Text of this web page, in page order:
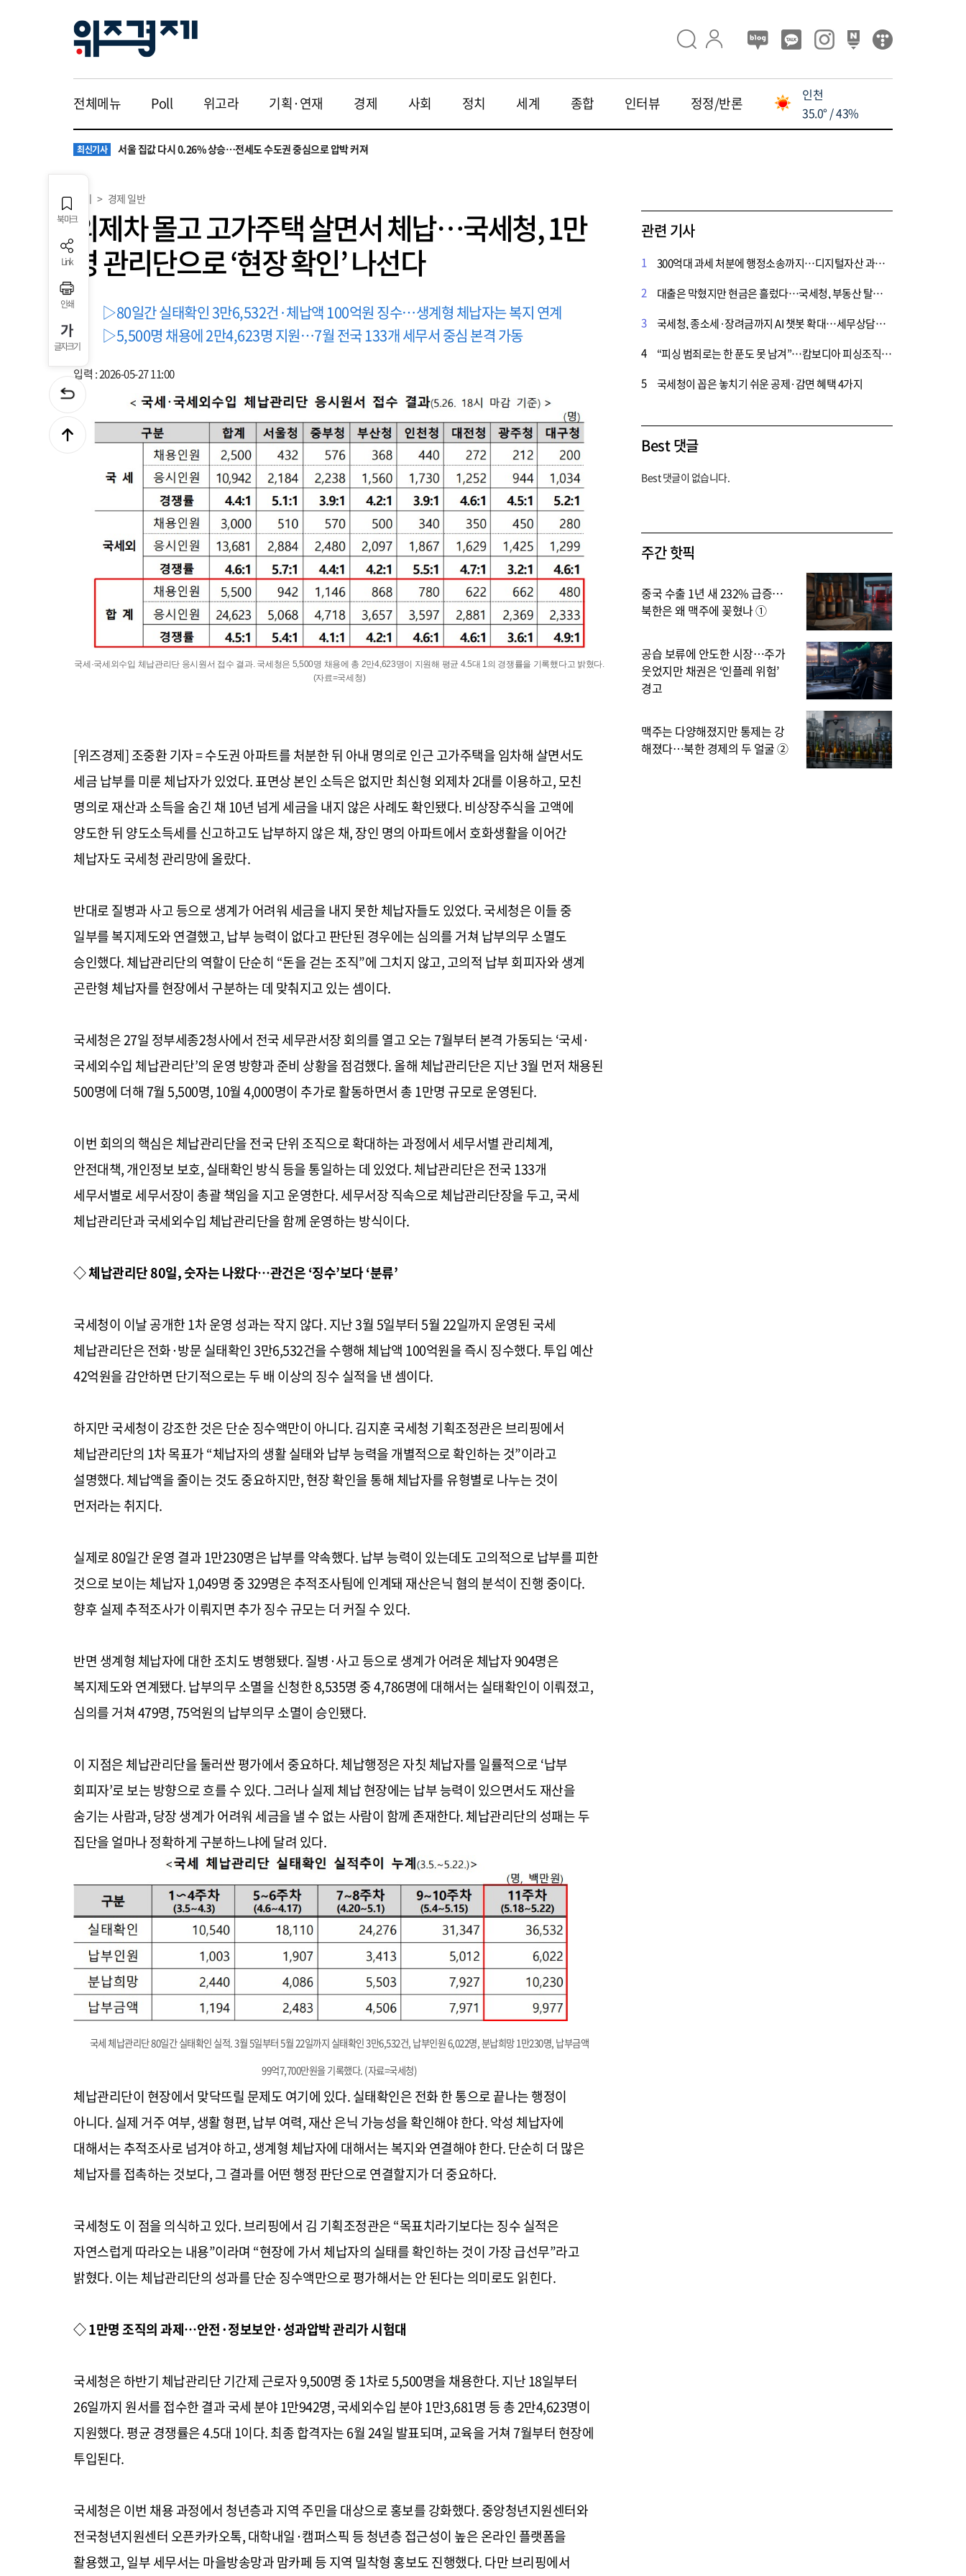
전체메뉴 Poll 위고라 기획·연재 경제 사회 정치 세계 종합 인터뷰 정정/반론
인천
35.0° / 43%
청소년 혐오 표현, '처벌과 낙인'에서 '교양과 상식'으로
최신기사 서울 집값 다시 0.26% 상승…전세도 수도권 중심으로 압박 커져
최신기사
최신기사 원·하청 교섭 갈등에 안전 지원 위축까지… 노란봉투법 불확실성 해법은
최신기사 청소년 혐오 표현, '처벌과 낙인'에서 '교양과 상식'으로
북마크
Link
인쇄
글자크기
경제 > 경제 일반
외제차 몰고 고가주택 살면서 체납…국세청, 1만
명 관리단으로 ‘현장 확인’ 나선다
▷80일간 실태확인 3만6,532건·체납액 100억원 징수…생계형 체납자는 복지 연계
▷5,500명 채용에 2만4,623명 지원…7월 전국 133개 세무서 중심 본격 가동
입력 : 2026-05-27 11:00
국세·국세외수입 체납관리단 응시원서 접수 결과. 국세청은 5,500명 채용에 총 2만4,623명이 지원해 평균 4.5대 1의 경쟁률을 기록했다고 밝혔다.
(자료=국세청)
[위즈경제] 조중환 기자 = 수도권 아파트를 처분한 뒤 아내 명의로 인근 고가주택을 임차해 살면서도
세금 납부를 미룬 체납자가 있었다. 표면상 본인 소득은 없지만 최신형 외제차 2대를 이용하고, 모친
명의로 재산과 소득을 숨긴 채 10년 넘게 세금을 내지 않은 사례도 확인됐다. 비상장주식을 고액에
양도한 뒤 양도소득세를 신고하고도 납부하지 않은 채, 장인 명의 아파트에서 호화생활을 이어간
체납자도 국세청 관리망에 올랐다.
반대로 질병과 사고 등으로 생계가 어려워 세금을 내지 못한 체납자들도 있었다. 국세청은 이들 중
일부를 복지제도와 연결했고, 납부 능력이 없다고 판단된 경우에는 심의를 거쳐 납부의무 소멸도
승인했다. 체납관리단의 역할이 단순히 “돈을 걷는 조직”에 그치지 않고, 고의적 납부 회피자와 생계
곤란형 체납자를 현장에서 구분하는 데 맞춰지고 있는 셈이다.
국세청은 27일 정부세종2청사에서 전국 세무관서장 회의를 열고 오는 7월부터 본격 가동되는 ‘국세·
국세외수입 체납관리단’의 운영 방향과 준비 상황을 점검했다. 올해 체납관리단은 지난 3월 먼저 채용된
500명에 더해 7월 5,500명, 10월 4,000명이 추가로 활동하면서 총 1만명 규모로 운영된다.
이번 회의의 핵심은 체납관리단을 전국 단위 조직으로 확대하는 과정에서 세무서별 관리체계,
안전대책, 개인정보 보호, 실태확인 방식 등을 통일하는 데 있었다. 체납관리단은 전국 133개
세무서별로 세무서장이 총괄 책임을 지고 운영한다. 세무서장 직속으로 체납관리단장을 두고, 국세
체납관리단과 국세외수입 체납관리단을 함께 운영하는 방식이다.
◇ 체납관리단 80일, 숫자는 나왔다…관건은 ‘징수’보다 ‘분류’
국세청이 이날 공개한 1차 운영 성과는 작지 않다. 지난 3월 5일부터 5월 22일까지 운영된 국세
체납관리단은 전화·방문 실태확인 3만6,532건을 수행해 체납액 100억원을 즉시 징수했다. 투입 예산
42억원을 감안하면 단기적으로는 두 배 이상의 징수 실적을 낸 셈이다.
하지만 국세청이 강조한 것은 단순 징수액만이 아니다. 김지훈 국세청 기획조정관은 브리핑에서
체납관리단의 1차 목표가 “체납자의 생활 실태와 납부 능력을 개별적으로 확인하는 것”이라고
설명했다. 체납액을 줄이는 것도 중요하지만, 현장 확인을 통해 체납자를 유형별로 나누는 것이
먼저라는 취지다.
실제로 80일간 운영 결과 1만230명은 납부를 약속했다. 납부 능력이 있는데도 고의적으로 납부를 피한
것으로 보이는 체납자 1,049명 중 329명은 추적조사팀에 인계돼 재산은닉 혐의 분석이 진행 중이다.
향후 실제 추적조사가 이뤄지면 추가 징수 규모는 더 커질 수 있다.
반면 생계형 체납자에 대한 조치도 병행됐다. 질병·사고 등으로 생계가 어려운 체납자 904명은
복지제도와 연계됐다. 납부의무 소멸을 신청한 8,535명 중 4,786명에 대해서는 실태확인이 이뤄졌고,
심의를 거쳐 479명, 75억원의 납부의무 소멸이 승인됐다.
이 지점은 체납관리단을 둘러싼 평가에서 중요하다. 체납행정은 자칫 체납자를 일률적으로 ‘납부
회피자’로 보는 방향으로 흐를 수 있다. 그러나 실제 체납 현장에는 납부 능력이 있으면서도 재산을
숨기는 사람과, 당장 생계가 어려워 세금을 낼 수 없는 사람이 함께 존재한다. 체납관리단의 성패는 두
집단을 얼마나 정확하게 구분하느냐에 달려 있다.
국세 체납관리단 80일간 실태확인 실적. 3월 5일부터 5월 22일까지 실태확인 3만6,532건, 납부인원 6,022명, 분납희망 1만230명, 납부금액
99억7,700만원을 기록했다. (자료=국세청)
체납관리단이 현장에서 맞닥뜨릴 문제도 여기에 있다. 실태확인은 전화 한 통으로 끝나는 행정이
아니다. 실제 거주 여부, 생활 형편, 납부 여력, 재산 은닉 가능성을 확인해야 한다. 악성 체납자에
대해서는 추적조사로 넘겨야 하고, 생계형 체납자에 대해서는 복지와 연결해야 한다. 단순히 더 많은
체납자를 접촉하는 것보다, 그 결과를 어떤 행정 판단으로 연결할지가 더 중요하다.
국세청도 이 점을 의식하고 있다. 브리핑에서 김 기획조정관은 “목표치라기보다는 징수 실적은
자연스럽게 따라오는 내용”이라며 “현장에 가서 체납자의 실태를 확인하는 것이 가장 급선무”라고
밝혔다. 이는 체납관리단의 성과를 단순 징수액만으로 평가해서는 안 된다는 의미로도 읽힌다.
◇ 1만명 조직의 과제…안전·정보보안·성과압박 관리가 시험대
국세청은 하반기 체납관리단 기간제 근로자 9,500명 중 1차로 5,500명을 채용한다. 지난 18일부터
26일까지 원서를 접수한 결과 국세 분야 1만942명, 국세외수입 분야 1만3,681명 등 총 2만4,623명이
지원했다. 평균 경쟁률은 4.5대 1이다. 최종 합격자는 6월 24일 발표되며, 교육을 거쳐 7월부터 현장에
투입된다.
국세청은 이번 채용 과정에서 청년층과 지역 주민을 대상으로 홍보를 강화했다. 중앙청년지원센터와
전국청년지원센터 오픈카카오톡, 대학내일·캠퍼스픽 등 청년층 접근성이 높은 온라인 플랫폼을
활용했고, 일부 세무서는 마을방송망과 맘카페 등 지역 밀착형 홍보도 진행했다. 다만 브리핑에서
관련 기사
1
300억대 과세 처분에 행정소송까지…디지털자산 과세 기준 논란 수면 위로
2
대출은 막혔지만 현금은 흘렀다…국세청, 부동산 탈세혐의 127명 정조준
3
국세청, 종소세·장려금까지 AI 챗봇 확대…세무상담도 ‘AI 대전환’ 시동
4
“피싱 범죄로는 한 푼도 못 남겨”…캄보디아 피싱조직 14억 기소 전 보전
5
국세청이 꼽은 놓치기 쉬운 공제·감면 혜택 4가지
Best 댓글
Best 댓글이 없습니다.
주간 핫픽
중국 수출 1년 새 232% 급증…
북한은 왜 맥주에 꽂혔나 ①
공습 보류에 안도한 시장…주가
웃었지만 채권은 ‘인플레 위험’
경고
맥주는 다양해졌지만 통제는 강
해졌다…북한 경제의 두 얼굴 ②